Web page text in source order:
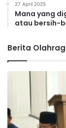
27 April 2025
Mana yang
atau bersih-
Berita